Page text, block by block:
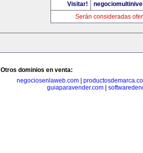
Visitar!
Serán consideradas
Otros dominios en venta:
negociosenlaweb.com
guiaparavender.com|